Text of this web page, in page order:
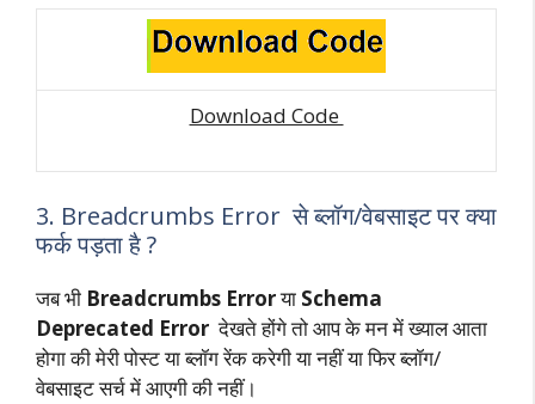
Download Code
3. Breadcrumbs Error से ब्लॉग/वेबसाइट पर क्या
फर्क पड़ता है ?
जब भी Breadcrumbs Errorया Schema
Deprecated Error देखते होंगे तो आप के मन में ख्याल आता
होगा की मेरी पोस्ट या ब्लॉग रेंक करेगी या नहीं या फिर ब्लॉग/
वेबसाइट सर्च में आएगी की नहीं।